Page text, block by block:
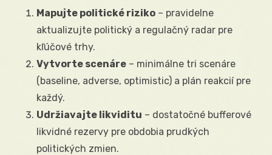
Mapujte politické riziko – pravidelne
aktualizujte politický a regulačný radar pre
kľúčové trhy.
Vytvorte scenáre – minimálne tri scenáre
(baseline, adverse, optimistic) a plán reakcií pre
každý.
Udržiavajte likviditu – dostatočné bufferové
likvidné rezervy pre obdobia prudkých
politických zmien.